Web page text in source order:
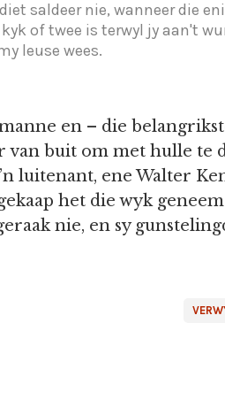
saldeer nie, wanneer die
of twee is terwyl jy aan't
leuse wees.
en – die
van buit om met hulle te
luitenant, ene Walter
het die wyk
nie, en sy